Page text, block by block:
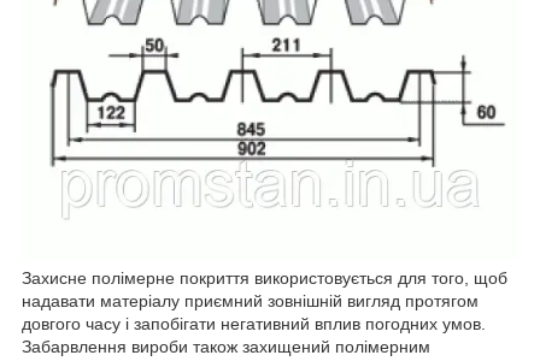
Захисне полімерне покриття використовується для того, щоб
надавати матеріалу приємний зовнішній вигляд протягом
довгого часу і запобігати негативний вплив погодних умов.
Забарвлення вироби також захищений полімерним